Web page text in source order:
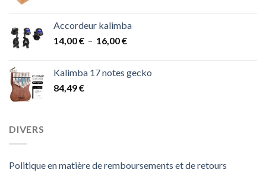
Accordeur kalimba
14,00€ – 16,00€Plage
14,00 €
Kalimba 17 notes gecko
84,49€
DIVERS
Politique en matière de remboursements et de retours